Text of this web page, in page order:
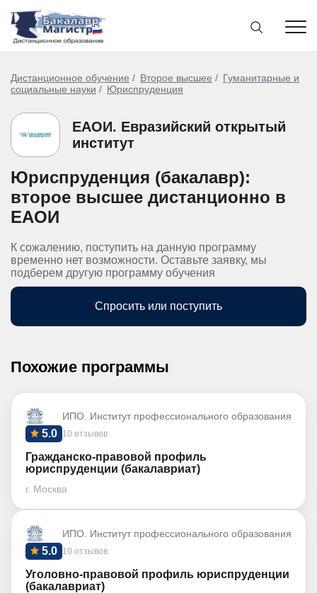
Дистанционное обучение Второе высшее
Гуманитарные и
социальные науки
Юриспруденция
ЕАОИ. Евразийский открытый
институт
Юриспруденция (бакалавр):
второе высшее дистанционно в
ЕАОИ
К сожалению, поступить на данную программу
временно нет возможности. Оставьте заявку, мы
подберем другую программу обучения
Спросить или поступить
Похожие программы
ИПО. Институт профессионального образования
10 отзывов
5.0
Гражданско-правовой профиль
юриспруденции (бакалавриат)
г. Москва
ИПО. Институт профессионального образования
10 отзывов
5.0
Уголовно-правовой профиль юриспруденции
(бакалавриат)